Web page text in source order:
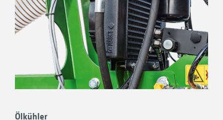
Computer 5.2 zur Verfügung
Ölkühler